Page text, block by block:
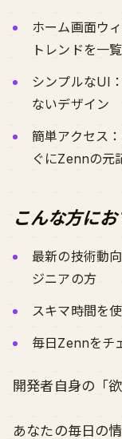
ホーム画面ウ
トレンドを一
シンプルなUI
ないデザイン
簡単アクセス
ぐにZennの元
こんな方に
最新の技術動
ジニアの方
スキマ時間を
毎日Zennをチ
開発者自身の「
あなたの毎日の